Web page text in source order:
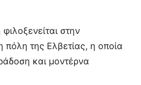
στην
πόλη της Ελβετίας, η οποία
και μοντέρνα